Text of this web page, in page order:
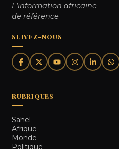
L'information africaine
de référence
SUIVEZ-NOUS
RUBRIQUES
Sahel
Afrique
Monde
Politique